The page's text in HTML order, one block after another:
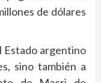
de dólares
Estado argentino
sino también a